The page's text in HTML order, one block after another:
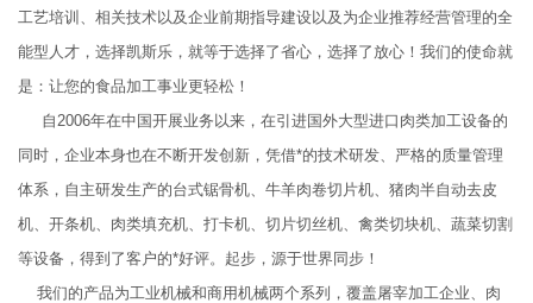
工艺培训、相关技术以及企业前期指导建设以及为企业推荐经营管理的全
能型人才，选择凯斯乐，就等于选择了省心，选择了放心！我们的使命就
是：让您的食品加工事业更轻松！
自2006年在中国开展业务以来，在引进国外大型进口肉类加工设备的
同时，企业本身也在不断开发创新，凭借*的技术研发、严格的质量管理
体系，自主研发生产的台式锯骨机、牛羊肉卷切片机、猪肉半自动去皮
机、开条机、肉类填充机、打卡机、切片切丝机、禽类切块机、蔬菜切割
等设备，得到了客户的*好评。起步，源于世界同步！
我们的产品为工业机械和商用机械两个系列，覆盖屠宰加工企业、肉